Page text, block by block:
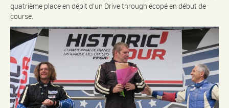
quatrième place en dépit d’un Drive through écopé en début de
course.